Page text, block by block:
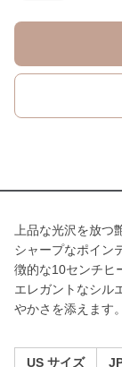
上品な光沢を放つ
シャープなポイン
徴的な10センチヒ
エレガントなシル
やかさを添えます。
US サイズ